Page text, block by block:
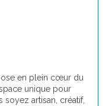
en plein cœur du
unique pour
artisan, créatif,